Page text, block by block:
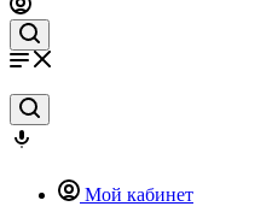
Мой кабинет